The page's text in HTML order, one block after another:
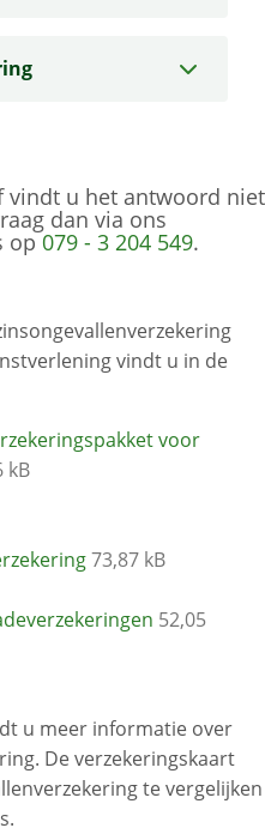
vindt u het antwoord niet
dan via ons
op079 - 3 204 549.
vindt u in de
voor
kB
73,87 kB
52,05
u meer informatie over
De verzekeringskaart
te vergelijken